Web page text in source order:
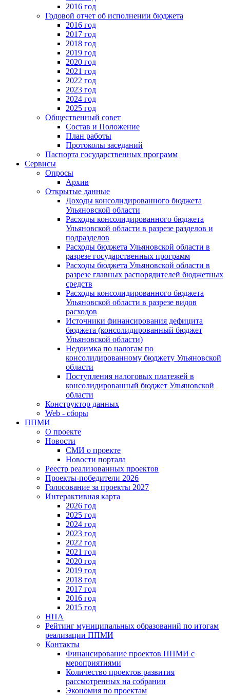
2016 год
Годовой отчет об исполнении бюджета
2016 год
2017 год
2018 год
2019 год
2020 год
2021 год
2022 год
2023 год
2024 год
2025 год
Общественный совет
Состав и Положение
План работы
Протоколы заседаний
Паспорта государственных программ
Сервисы
Опросы
Архив
Открытые данные
Доходы консолидированного бюджета
Ульяновской области
Расходы консолидированного бюджета
Ульяновской области в разрезе разделов и
подразделов
Расходы бюджета Ульяновской области в
разрезе государственных программ
Расходы бюджета Ульяновской области в
разрезе главных распорядителей бюджетных
средств
Расходы консолидированного бюджета
Ульяновской области в разрезе видов
расходов
Источники финансирования дефицита
бюджета (консолидированный бюджет
Ульяновской области)
Недоимка по налогам по
консолидированному бюджету Ульяновской
области
Поступления налоговых платежей в
консолидированный бюджет Ульяновской
области
Конструктор данных
Web - сборы
ППМИ
О проекте
Новости
СМИ о проекте
Новости портала
Реестр реализованных проектов
Проекты-победители 2026
Голосование за проекты 2027
Интерактивная карта
2026 год
2025 год
2024 год
2023 год
2022 год
2021 год
2020 год
2019 год
2018 год
2017 год
2016 год
2015 год
НПА
Рейтинг муниципальных образований по итогам
реализации ППМИ
Контакты
Финансирование проектов ППМИ с
мероприятиями
Количество проектов развития
рассмотренных на собрании
Экономия по проектам